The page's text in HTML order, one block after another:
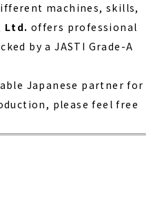
machines, skills,
Ltd. offers professional
by a JASTI Grade-A
Japanese partner for
please feel free